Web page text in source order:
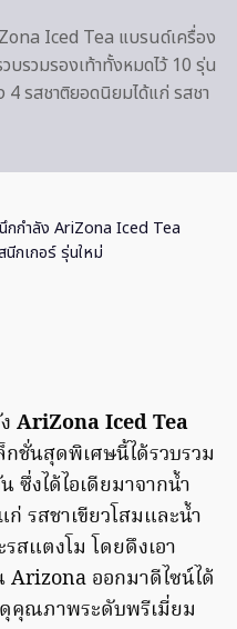
Iced Tea แบรนด์เครื่อง
รวมรองเท้าทั้งหมดไว้ 10 รุ่น
4 รสชาติยอดนิยมได้แก่ รสชา
กำลัง AriZona Iced Tea
กเกอร์ รุ่นใหม่
AriZona Iced Tea
ชั่นสุดพิเศษนี้ได้รวบรวม
ซึ่งได้ไอเดียมาจากน้ำ
รสชาเขียวโสมและน้ำ
สแตงโม โดยดึงเอา
ออกมาดีไซน์ได้
ดุคุณภาพระดับพรีเมี่ยม